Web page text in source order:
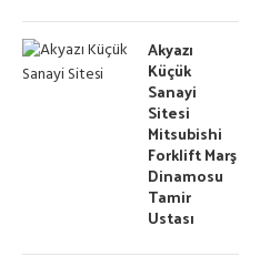
Akyazı
Küçük
Sanayi
Sitesi
Mitsubishi
Forklift Marş
Dinamosu
Tamir
Ustası